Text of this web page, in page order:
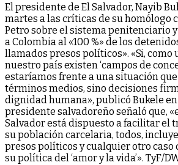
El presidente de El Salvador, Nayib
martes a las críticas de su homólogo
Petro sobre el sistema penitenciario
a Colombia al «100 %» de los
llamados presos políticos». «Si, como
nuestro país existen ‘campos de
estaríamos frente a una situación
términos medios, sino decisiones
dignidad humana», publicó Bukele en
presidente salvadoreño señaló que,
Salvador está dispuesto a facilitar el
su población carcelaria, todos,
presos políticos y cualquier otro caso
su política del ‘amor y la vida’». TyF/